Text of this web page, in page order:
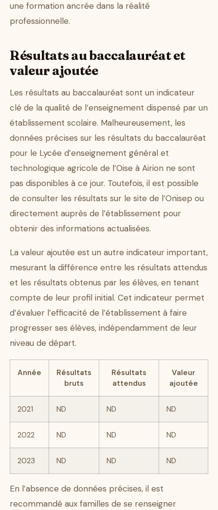
une formation ancrée dans la réalité
professionnelle.
Résultats au baccalauréat et
valeur ajoutée
Les résultats au baccalauréat sont un indicateur
clé de la qualité de l’enseignement dispensé par un
établissement scolaire. Malheureusement, les
données précises sur les résultats du baccalauréat
pour le Lycée d’enseignement général et
technologique agricole de l’Oise à Airion ne sont
pas disponibles à ce jour. Toutefois, il est possible
de consulter les résultats sur le site de l’Onisep ou
directement auprès de l’établissement pour
obtenir des informations actualisées.
La valeur ajoutée est un autre indicateur important,
mesurant la différence entre les résultats attendus
et les résultats obtenus par les élèves, en tenant
compte de leur profil initial. Cet indicateur permet
d’évaluer l’efficacité de l’établissement à faire
progresser ses élèves, indépendamment de leur
niveau de départ.
Année
Résultats
bruts
Résultats
attendus
Valeur
ajoutée
2021 ND ND ND
2022 ND ND ND
2023 ND ND ND
En l’absence de données précises, il est
recommandé aux familles de se renseigner